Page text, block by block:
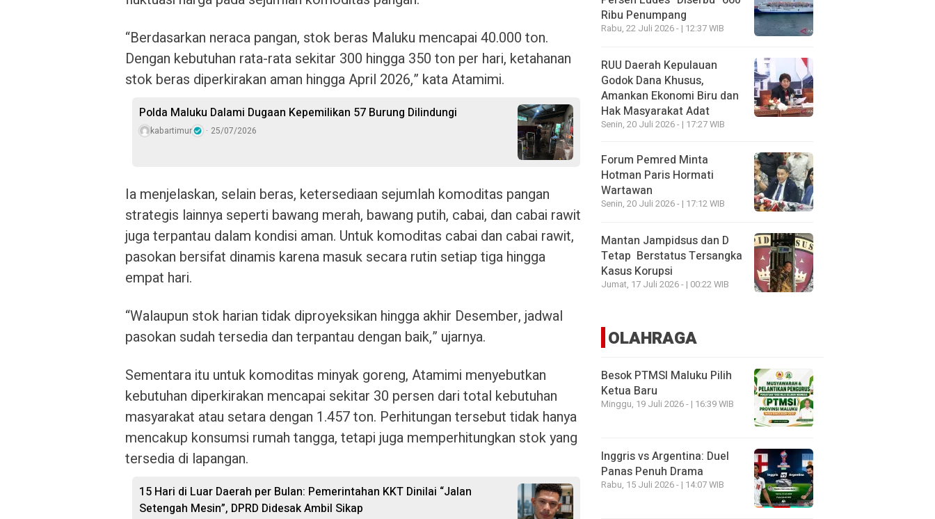
“Berdasarkan neraca pangan, stok beras Maluku mencapai 40.000 ton.
Dengan kebutuhan rata-rata sekitar 300 hingga 350 ton per hari, ketahanan
stok beras diperkirakan aman hingga April 2026,” kata Atamimi.
Polda Maluku Dalami Dugaan Kepemilikan 57 Burung Dilindungi
kabartimur 25/07/2026
Ia menjelaskan, selain beras, ketersediaan sejumlah komoditas pangan
strategis lainnya seperti bawang merah, bawang putih, cabai, dan cabai rawit
juga terpantau dalam kondisi aman. Untuk komoditas cabai dan cabai rawit,
pasokan bersifat dinamis karena masuk secara rutin setiap tiga hingga
empat hari.
“Walaupun stok harian tidak diproyeksikan hingga akhir Desember, jadwal
pasokan sudah tersedia dan terpantau dengan baik,” ujarnya.
Sementara itu untuk komoditas minyak goreng, Atamimi menyebutkan
kebutuhan diperkirakan mencapai sekitar 30 persen dari total kebutuhan
masyarakat atau setara dengan 1.457 ton. Perhitungan tersebut tidak hanya
mencakup konsumsi rumah tangga, tetapi juga memperhitungkan stok yang
tersedia di lapangan.
15 Hari di Luar Daerah per Bulan: Pemerintahan KKT Dinilai “Jalan
Setengah Mesin”, DPRD Didesak Ambil Sikap
Ribu Penumpang
Rabu, 22 Juli 2026 - | 12:37 WIB
RUU Daerah Kepulauan
Godok Dana Khusus,
Amankan Ekonomi Biru dan
Hak Masyarakat Adat
Senin, 20 Juli 2026 - | 17:27 WIB
Forum Pemred Minta
Hotman Paris Hormati
Wartawan
Senin, 20 Juli 2026 - | 17:12 WIB
Mantan Jampidsus dan D
Tetap Berstatus Tersangka
Kasus Korupsi
Jumat, 17 Juli 2026 - | 00:22 WIB
OLAHRAGA
Besok PTMSI Maluku Pilih
Ketua Baru
Minggu, 19 Juli 2026 - | 16:39 WIB
Inggris vs Argentina: Duel
Panas Penuh Drama
Rabu, 15 Juli 2026 - | 14:07 WIB